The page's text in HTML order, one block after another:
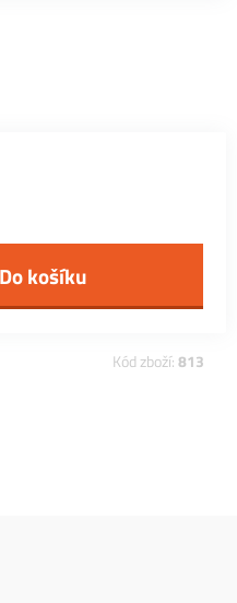
Kód zboží: 813